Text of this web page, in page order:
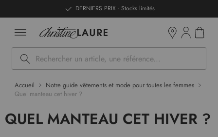
DERNIERS PRIX - Stocks limités
Rechercher
Accueil
Notre guide vêtements et mode pour toutes les femmes
Quel manteau cet hiver ?
QUEL MANTEAU CET HIVER ?